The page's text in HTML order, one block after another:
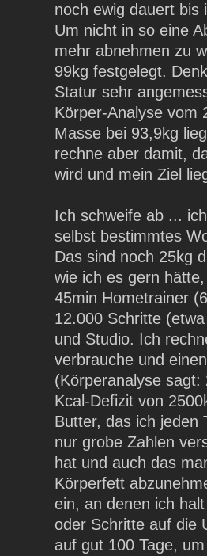
noch ewig dauert bis
Um nicht in so eine
mehr abnehmen zu
99kg festgelegt.
Statur sehr
Körper-Analyse vom
Masse bei 93,9kg
rechne aber damit,
wird und mein Ziel
Ich schweife ab ...
selbst bestimmtes
Das sind noch 25kg
wie ich es gern
45min Hometrainer
12.000 Schritte
und Studio. Ich
verbrauche und
(Körperanalyse
Kcal-Defizit von
Butter, das ich jeden
nur grobe Zahlen
hat und auch das
Körperfett
ein, an denen ich
oder Schritte auf die
auf gut 100 Tage,